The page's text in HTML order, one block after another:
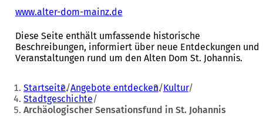
www.alter-dom-mainz.de
f
f
n
i
e
Diese Seite enthält umfassende historische
Beschreibungen, informiert über neue Entdeckungen und
Veranstaltungen rund um den Alten Dom St. Johannis.
Sie
befinden
Startseite Angebote entdecken Kultur
Stadtgeschichte
Archäologischer Sensationsfund in St. Johannis